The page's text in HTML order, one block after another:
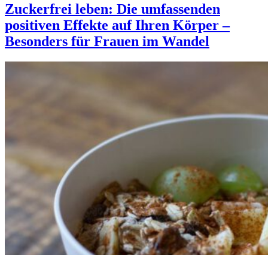
Zuckerfrei leben: Die umfassenden
positiven Effekte auf Ihren Körper –
Besonders für Frauen im Wandel